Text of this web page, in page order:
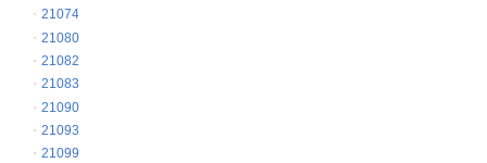
21074
21080
21082
21083
21090
21093
21099